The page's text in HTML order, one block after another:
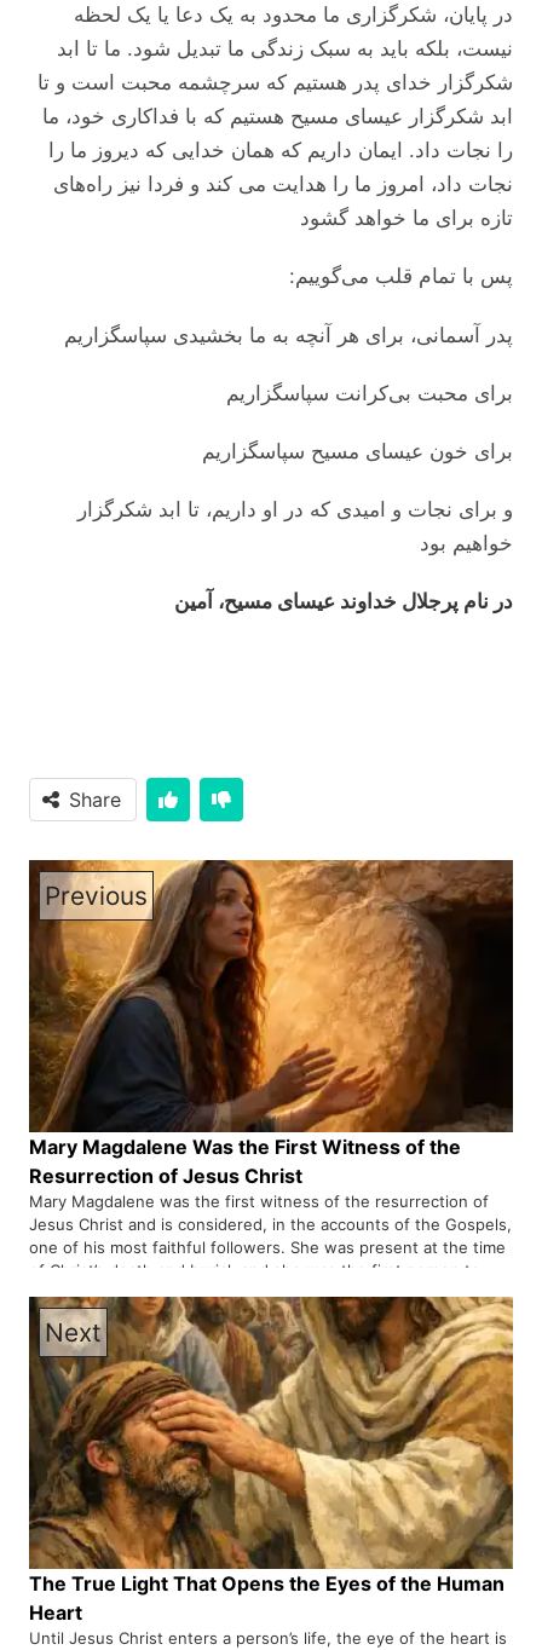
در پایان، شکرگزاری ما محدود به یک دعا یا یک لحظه
نیست، بلکه باید به سبک زندگی ما تبدیل شود. ما تا ابد
شکرگزار خدای پدر هستیم که سرچشمه محبت است و تا
ابد شکرگزار عیسای مسیح هستیم که با فداکاری خود، ما
را نجات داد. ایمان داریم که همان خدایی که دیروز ما را
نجات داد، امروز ما را هدایت می‌ کند و فردا نیز راه‌های
تازه برای ما خواهد گشود
پس با تمام قلب می‌‌‌گوییم:
پدر آسمانی، برای هر آنچه به ما بخشیدی سپاسگزاریم
برای محبت بی‌کرانت سپاسگزاریم
برای خون عیسای مسیح سپاسگزاریم
و برای نجات و امیدی که در او داریم، تا ابد شکرگزار
خواهیم بود
در نام پرجلال خداوند عیسای مسیح، آمین
Share
Previous
Mary Magdalene Was the First Witness of the
Resurrection of Jesus Christ
Mary Magdalene was the first witness of the resurrection of
Jesus Christ and is considered, in the accounts of the Gospels,
one of his most faithful followers. She was present at the time
of Christ’s death and burial, and she was the first person to
receive the news of the empty tomb and Christ’s resurrection,
which reflects her deep spirituality.
Next
The True Light That Opens the Eyes of the Human
Heart
Until Jesus Christ enters a person’s life, the eye of the heart is